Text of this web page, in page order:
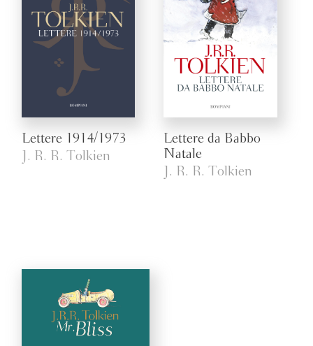
Lettere 1914/1973
J. R. R. Tolkien
Lettere da Babbo
Natale
J. R. R. Tolkien